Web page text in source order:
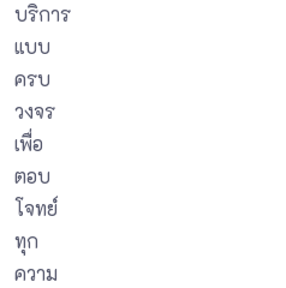
บริการ
แบบ
ครบ
วงจร
เพื่อ
ตอบ
โจทย์
ทุก
ความ